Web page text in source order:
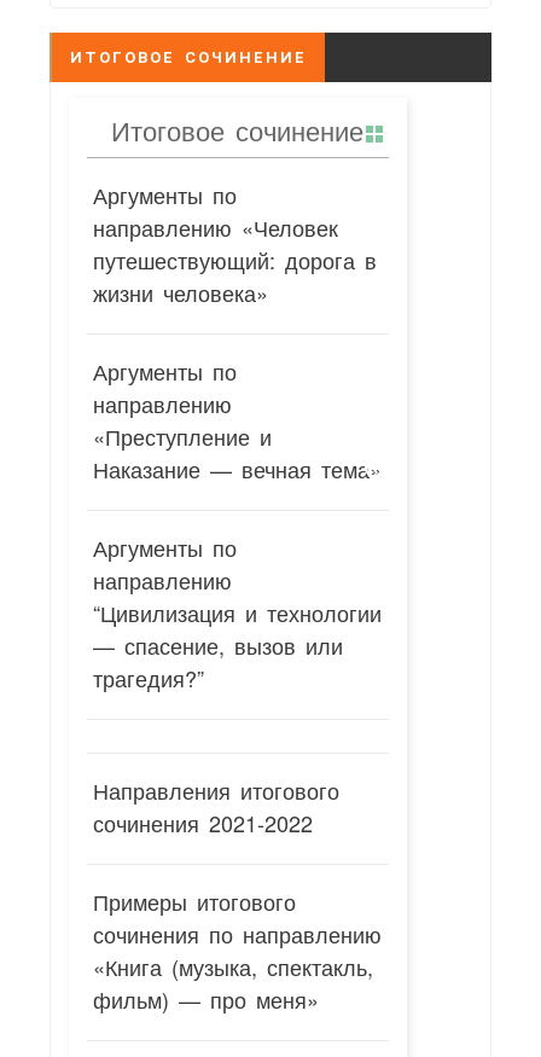
ИТОГОВОЕ СОЧИНЕНИЕ
Итоговое сочинение
Аргументы по
направлению «Человек
путешествующий: дорога в
жизни человека»
Аргументы по
направлению
«Преступление и
Наказание — вечная тема»
Аргументы по
направлению
“Цивилизация и технологии
— спасение, вызов или
трагедия?”
Направления итогового
сочинения 2021-2022
Примеры итогового
сочинения по направлению
«Книга (музыка, спектакль,
фильм) — про меня»